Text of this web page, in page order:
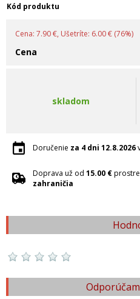
Kód produktu
Cena: 7.90 €, Ušetríte: 6.00 € (76%)
Cena
skladom
Doručenie za 4 dni 12.8.2026
Doprava už od 15.00 €
zahraničia